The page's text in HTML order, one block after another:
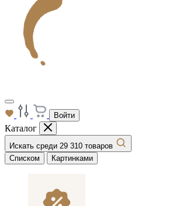
Войти
Каталог
Искать среди 29 310 товаров
Списком
Картинками